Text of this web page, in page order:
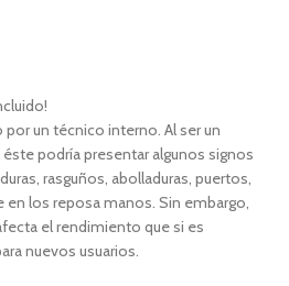
un técnico interno. Al ser un
podría presentar algunos signos
rasguños, abolladuras, puertos,
en los reposa manos. Sin embargo,
el rendimiento que si es
nuevos usuarios.